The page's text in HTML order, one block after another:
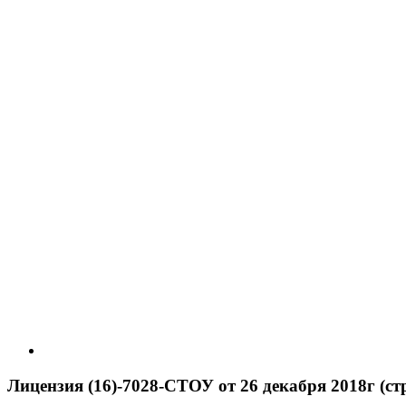
Лицензия (16)-7028-СТОУ от 26 декабря 2018г